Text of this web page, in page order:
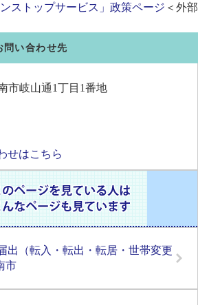
ストップサービス」政策ページ ＜外部
問い合わせ先
市岐山通1丁目1番地
せはこちら
出（転入・転出・転居・世帯変更
市